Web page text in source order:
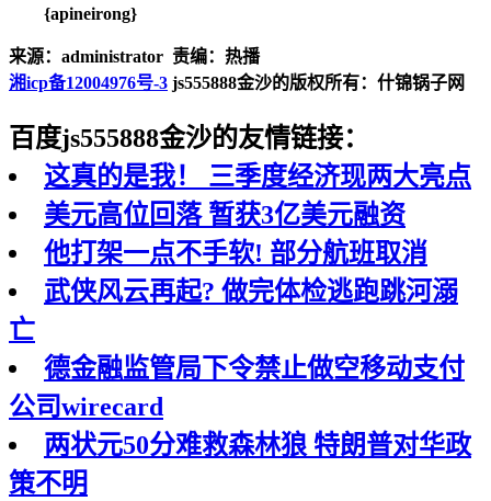
{apineirong}
来源：administrator 责编：热播
湘icp备12004976号-3 js555888金沙的版权所有：什锦锅子网
百度js555888金沙的友情链接：
这真的是我！ 三季度经济现两大亮点
美元高位回落 暂获3亿美元融资
他打架一点不手软! 部分航班取消
武侠风云再起? 做完体检逃跑跳河溺
亡
德金融监管局下令禁止做空移动支付
公司wirecard
两状元50分难救森林狼 特朗普对华政
策不明